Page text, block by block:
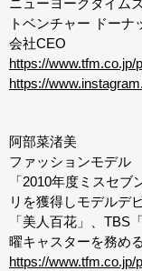
ニューヨークタイム
トベンチャー ドー
会社CEO
https://www.tfm.co.jp/
https://
阿部菜渚美
ファッションモデル
「2010年度ミスセ
リを獲得しモデルデ
「美人百花」、TBS
曜キャスターを務め
https://www.tfm.co.jp/